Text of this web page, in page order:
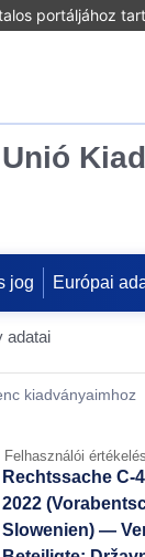
portáljához
jog Európai
adatai
Actions
kiadványaimhoz
Felhasználói értékelés
Rechtssache C-
2022
Slowenien) —